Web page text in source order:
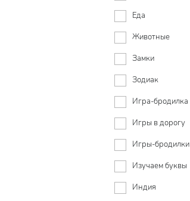
Еда
Животные
Замки
Зодиак
Игра-бродилка
Игры в дорогу
Игры-бродилки
Изучаем буквы
Индия